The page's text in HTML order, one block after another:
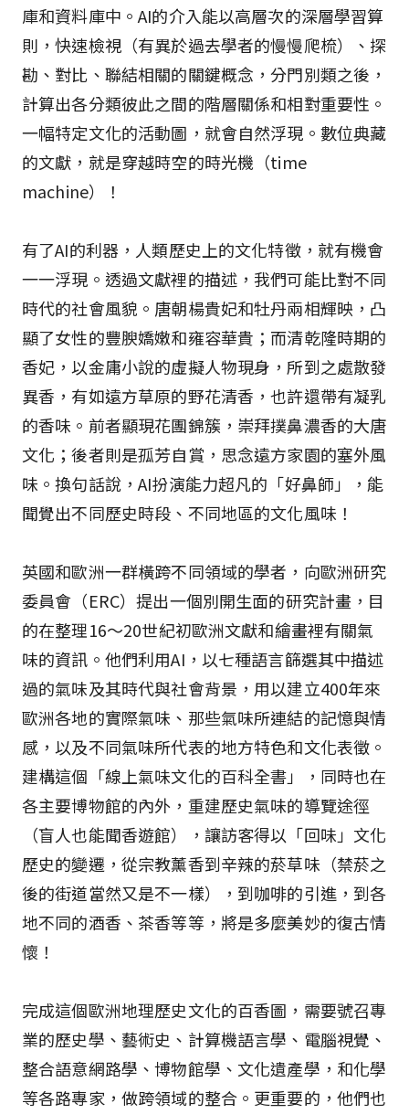
庫和資料庫中。AI的介入能以高層次的深層學習算
則，快速檢視（有異於過去學者的慢慢爬梳）、探
勘、對比、聯結相關的關鍵概念，分門別類之後，
計算出各分類彼此之間的階層關係和相對重要性。
一幅特定文化的活動圖，就會自然浮現。數位典藏
的文獻，就是穿越時空的時光機（time
machine）！
有了AI的利器，人類歷史上的文化特徵，就有機會
一一浮現。透過文獻裡的描述，我們可能比對不同
時代的社會風貌。唐朝楊貴妃和牡丹兩相輝映，凸
顯了女性的豐腴嬌嫩和雍容華貴；而清乾隆時期的
香妃，以金庸小說的虛擬人物現身，所到之處散發
異香，有如遠方草原的野花清香，也許還帶有凝乳
的香味。前者顯現花團錦簇，崇拜撲鼻濃香的大唐
文化；後者則是孤芳自賞，思念遠方家園的塞外風
味。換句話說，AI扮演能力超凡的「好鼻師」，能
聞覺出不同歷史時段、不同地區的文化風味！
英國和歐洲一群橫跨不同領域的學者，向歐洲研究
委員會（ERC）提出一個別開生面的研究計畫，目
的在整理16～20世紀初歐洲文獻和繪畫裡有關氣
味的資訊。他們利用AI，以七種語言篩選其中描述
過的氣味及其時代與社會背景，用以建立400年來
歐洲各地的實際氣味、那些氣味所連結的記憶與情
感，以及不同氣味所代表的地方特色和文化表徵。
建構這個「線上氣味文化的百科全書」，同時也在
各主要博物館的內外，重建歷史氣味的導覽途徑
（盲人也能聞香遊館），讓訪客得以「回味」文化
歷史的變遷，從宗教薰香到辛辣的菸草味（禁菸之
後的街道當然又是不一樣），到咖啡的引進，到各
地不同的酒香、茶香等等，將是多麼美妙的復古情
懷！
完成這個歐洲地理歷史文化的百香圖，需要號召專
業的歷史學、藝術史、計算機語言學、電腦視覺、
整合語意網路學、博物館學、文化遺產學，和化學
等各路專家，做跨領域的整合。更重要的，他們也